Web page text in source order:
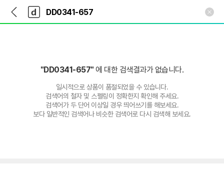
다
나
와
가
다
와
"DD0341-657"에 대한 검색결과가 없습니다.
일시적으로 상품이 품절되었을 수 있습니다.
검색어의 철자 및 스펠링이 정확한지 확인해 주세요.
검색어가 두 단어 이상일 경우 띄어쓰기를 해보세요.
보다 일반적인 검색어나 비슷한 검색어로 다시 검색해 보세요.